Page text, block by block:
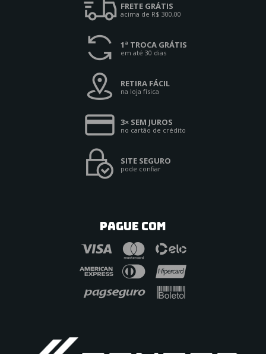
FRETE GRÁTIS
acima de R$ 300,00
1ª TROCA GRÁTIS
em até 30 dias
RETIRA FÁCIL
na loja física
3× SEM JUROS
no cartão de crédito
SITE SEGURO
pode confiar
PAGUE COM